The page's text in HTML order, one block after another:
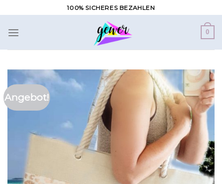
Inhalt
springen
100% SICHERES BEZAHLEN
0
Angebot!